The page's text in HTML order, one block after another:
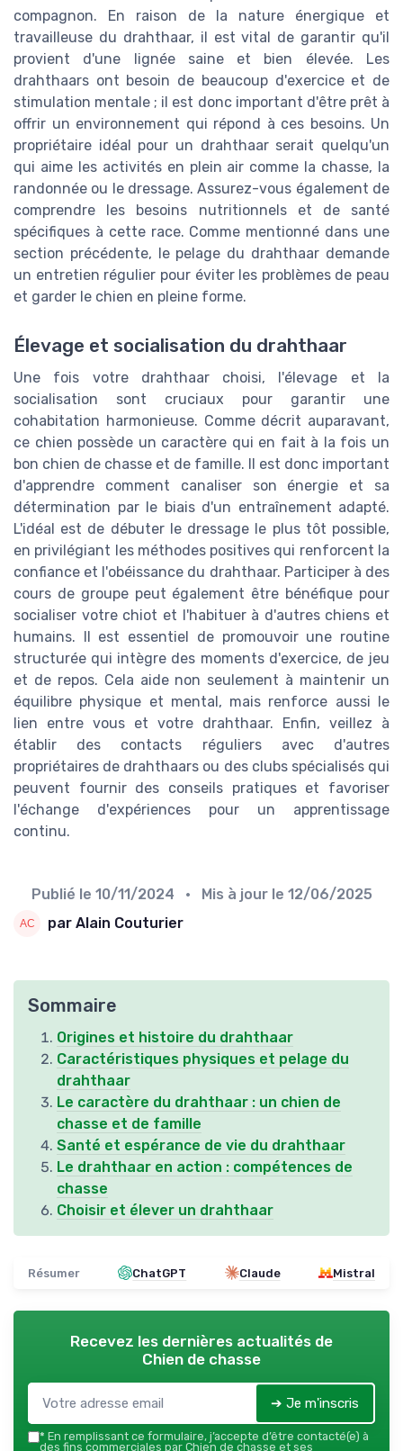
compagnon. En raison de la nature énergique et
travailleuse du drahthaar, il est vital de garantir qu'il
provient d'une lignée saine et bien élevée. Les
drahthaars ont besoin de beaucoup d'exercice et de
stimulation mentale ; il est donc important d'être prêt à
offrir un environnement qui répond à ces besoins. Un
propriétaire idéal pour un drahthaar serait quelqu'un
qui aime les activités en plein air comme la chasse, la
randonnée ou le dressage. Assurez-vous également de
comprendre les besoins nutritionnels et de santé
spécifiques à cette race. Comme mentionné dans une
section précédente, le pelage du drahthaar demande
un entretien régulier pour éviter les problèmes de peau
et garder le chien en pleine forme.
Élevage et socialisation du drahthaar
Une fois votre drahthaar choisi, l'élevage et la
socialisation sont cruciaux pour garantir une
cohabitation harmonieuse. Comme décrit auparavant,
ce chien possède un caractère qui en fait à la fois un
bon chien de chasse et de famille. Il est donc important
d'apprendre comment canaliser son énergie et sa
détermination par le biais d'un entraînement adapté.
L'idéal est de débuter le dressage le plus tôt possible,
en privilégiant les méthodes positives qui renforcent la
confiance et l'obéissance du drahthaar. Participer à des
cours de groupe peut également être bénéfique pour
socialiser votre chiot et l'habituer à d'autres chiens et
humains. Il est essentiel de promouvoir une routine
structurée qui intègre des moments d'exercice, de jeu
et de repos. Cela aide non seulement à maintenir un
équilibre physique et mental, mais renforce aussi le
lien entre vous et votre drahthaar. Enfin, veillez à
établir des contacts réguliers avec d'autres
propriétaires de drahthaars ou des clubs spécialisés qui
peuvent fournir des conseils pratiques et favoriser
l'échange d'expériences pour un apprentissage
continu.
Publié le 10/11/2024 • Mis à jour le 12/06/2025
par Alain Couturier
Sommaire
Origines et histoire du drahthaar
Caractéristiques physiques et pelage du
drahthaar
Le caractère du drahthaar : un chien de
chasse et de famille
Santé et espérance de vie du drahthaar
Le drahthaar en action : compétences de
chasse
Choisir et élever un drahthaar
Résumer ChatGPT Claude Mistral
Recevez les dernières actualités de
Chien de chasse
➔ Je m'inscris
* En remplissant ce formulaire, j’accepte d’être contacté(e) à
des fins commerciales par Chien de chasse et ses